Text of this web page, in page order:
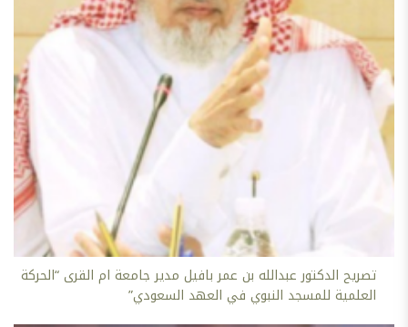
تصريح الدكتور عبدالله بن عمر بافيل مدير جامعة ام القرى “الحركة
العلمية للمسجد النبوي في العهد السعودي”